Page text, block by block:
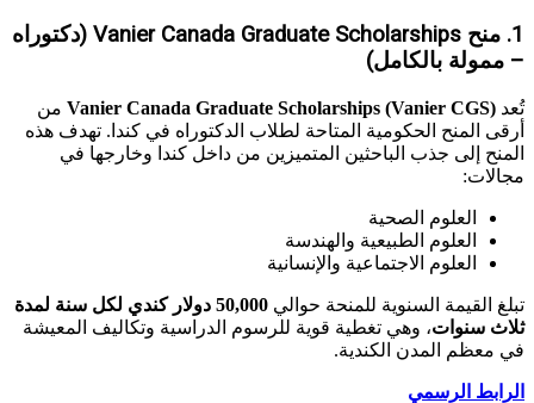
1. منح Vanier Canada Graduate Scholarships (دكتوراه
– ممولة بالكامل)
تُعد Vanier Canada Graduate Scholarships (Vanier CGS) من
أرقى المنح الحكومية المتاحة لطلاب الدكتوراه في كندا. تهدف هذه
المنح إلى جذب الباحثين المتميزين من داخل كندا وخارجها في
مجالات:
العلوم الصحية
العلوم الطبيعية والهندسة
العلوم الاجتماعية والإنسانية
تبلغ القيمة السنوية للمنحة حوالي
50,000 دولار كندي لكل سنة لمدة
ثلاث سنوات، وهي تغطية قوية للرسوم الدراسية وتكاليف المعيشة
في معظم المدن الكندية.
الرابط الرسمي